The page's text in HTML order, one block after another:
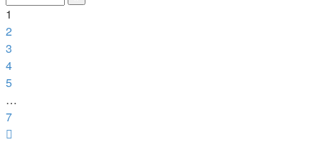
7
1
2
3
4
5
…
7